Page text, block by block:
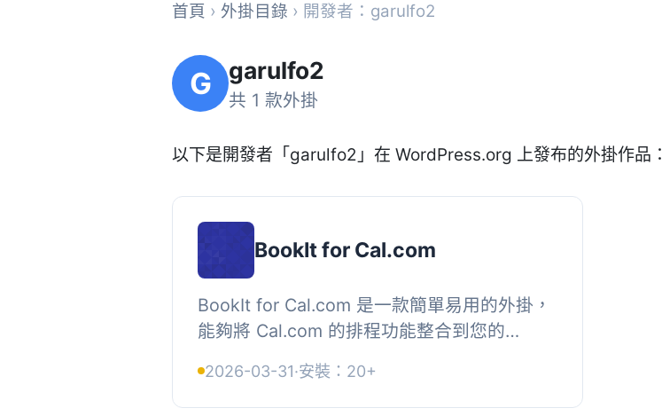
首頁 › 外掛目錄 › 開發者：garulfo2
G garulfo2
共 1 款外掛
以下是開發者「garulfo2」在 WordPress.org 上發布的外掛作品：
BookIt for Cal.com
BookIt for Cal.com 是一款簡單易用的外掛，
能夠將 Cal.com 的排程功能整合到您的
合您的工作流程。, , 【主要功能】...
2026-03-31·安裝：20+